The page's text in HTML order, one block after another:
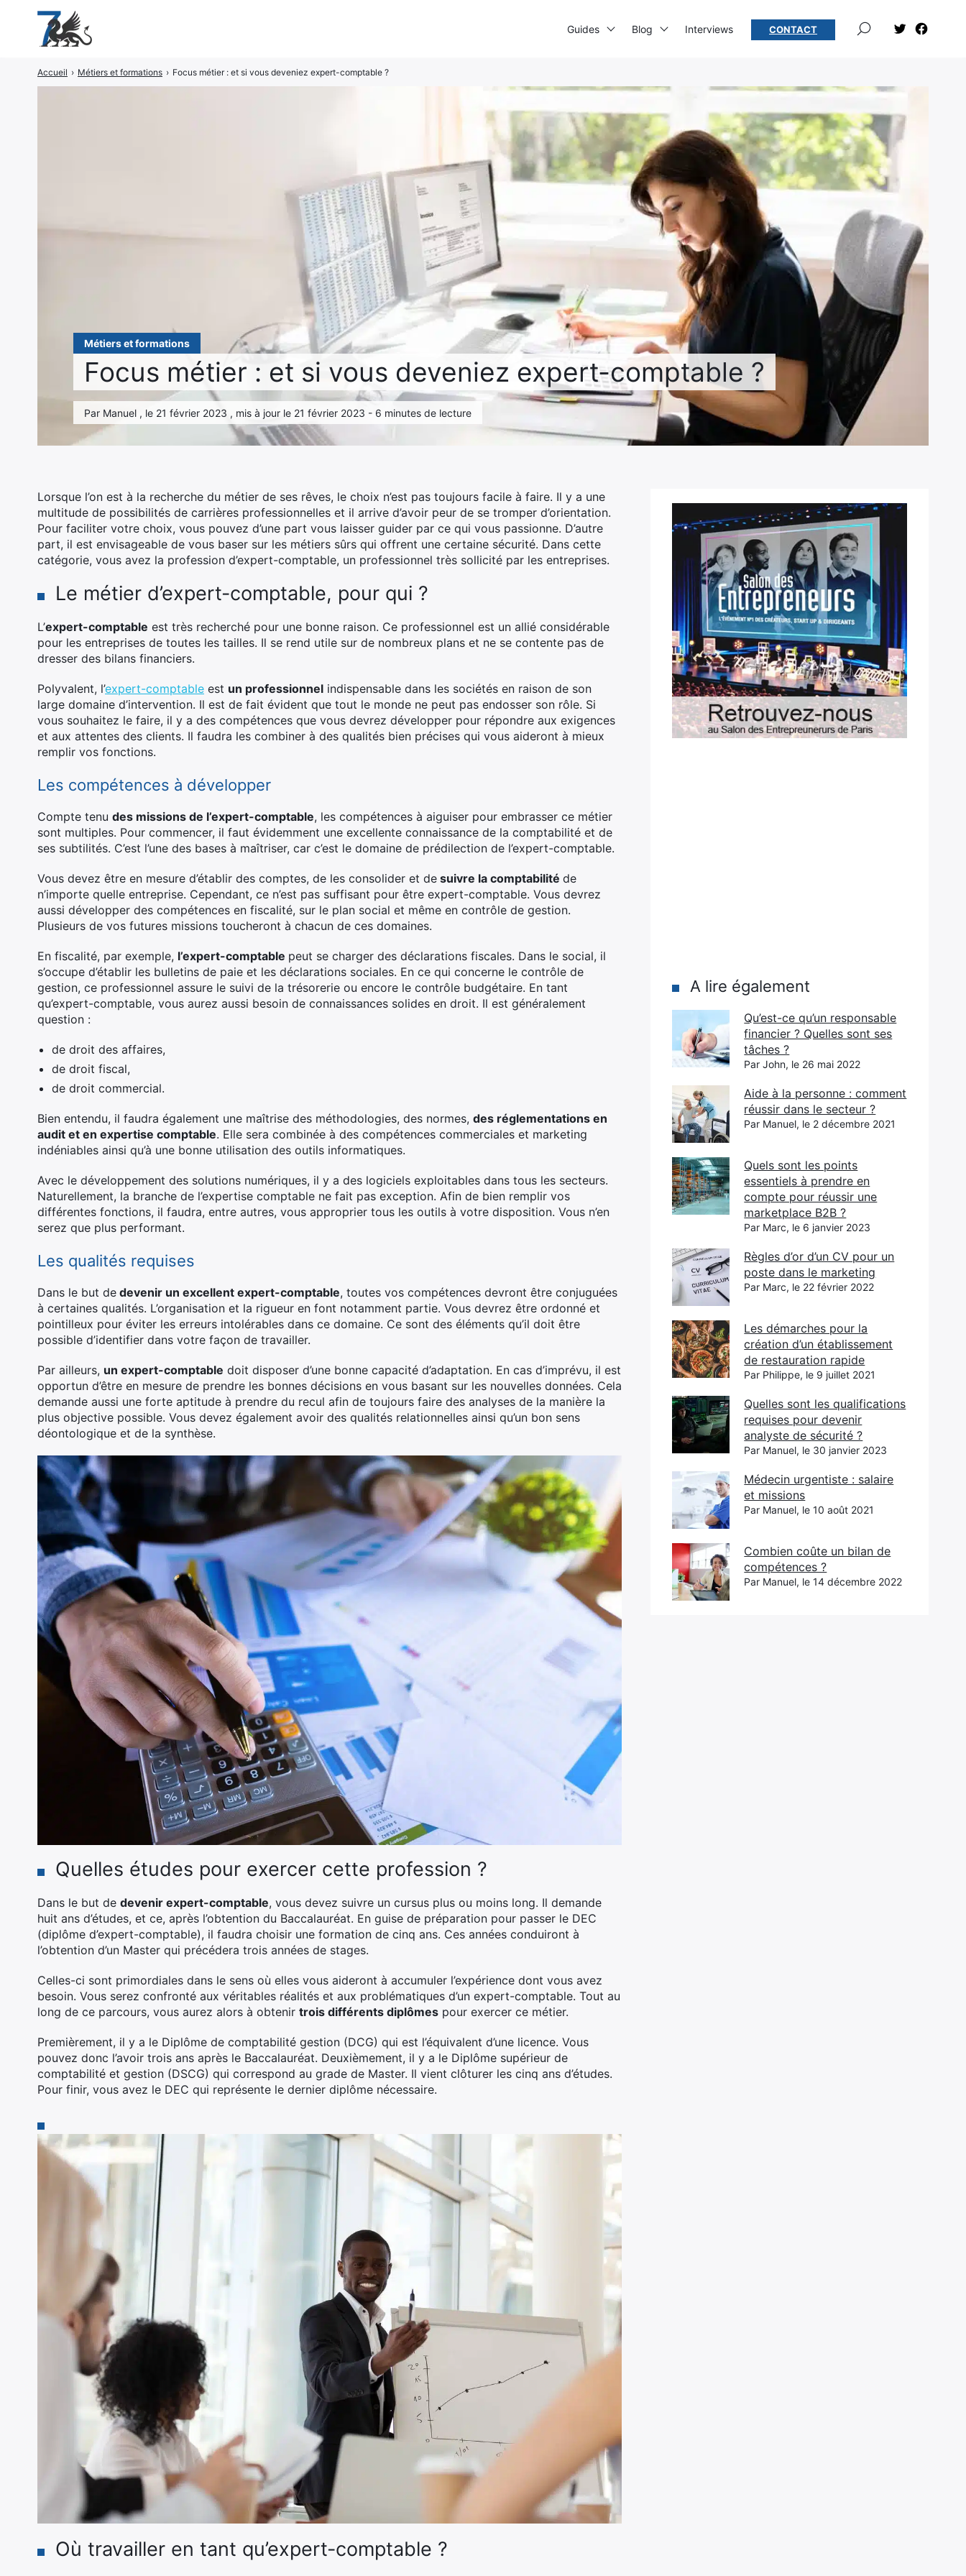
Métiers et formations
Focus métier : et si vous deveniez expert-comptable ?
Par Manuel , le 21 février 2023 , mis à jour le 21 février 2023 - 6 minutes de lecture
Accueil › Métiers et formations › Focus métier : et si vous deveniez expert-comptable ?
Lorsque l’on est à la recherche du métier de ses rêves, le choix n’est pas toujours facile à faire. Il y a une
multitude de possibilités de carrières professionnelles et il arrive d’avoir peur de se tromper d’orientation.
Pour faciliter votre choix, vous pouvez d’une part vous laisser guider par ce qui vous passionne. D’autre
part, il est envisageable de vous baser sur les métiers sûrs qui offrent une certaine sécurité. Dans cette
catégorie, vous avez la profession d’expert-comptable, un professionnel très sollicité par les entreprises.
Le métier d’expert-comptable, pour qui ?
L’expert-comptable est très recherché pour une bonne raison. Ce professionnel est un allié considérable
pour les entreprises de toutes les tailles. Il se rend utile sur de nombreux plans et ne se contente pas de
dresser des bilans financiers.
Polyvalent, l’expert-comptable est un professionnel indispensable dans les sociétés en raison de son
large domaine d’intervention. Il est de fait évident que tout le monde ne peut pas endosser son rôle. Si
vous souhaitez le faire, il y a des compétences que vous devrez développer pour répondre aux exigences
et aux attentes des clients. Il faudra les combiner à des qualités bien précises qui vous aideront à mieux
remplir vos fonctions.
Les compétences à développer
Compte tenu des missions de l’expert-comptable, les compétences à aiguiser pour embrasser ce métier
sont multiples. Pour commencer, il faut évidemment une excellente connaissance de la comptabilité et de
ses subtilités. C’est l’une des bases à maîtriser, car c’est le domaine de prédilection de l’expert-comptable.
Vous devez être en mesure d’établir des comptes, de les consolider et de suivre la comptabilité de
n’importe quelle entreprise. Cependant, ce n’est pas suffisant pour être expert-comptable. Vous devrez
aussi développer des compétences en fiscalité, sur le plan social et même en contrôle de gestion.
Plusieurs de vos futures missions toucheront à chacun de ces domaines.
En fiscalité, par exemple, l’expert-comptable peut se charger des déclarations fiscales. Dans le social, il
s’occupe d’établir les bulletins de paie et les déclarations sociales. En ce qui concerne le contrôle de
gestion, ce professionnel assure le suivi de la trésorerie ou encore le contrôle budgétaire. En tant
qu’expert-comptable, vous aurez aussi besoin de connaissances solides en droit. Il est généralement
question :
de droit des affaires,
de droit fiscal,
de droit commercial.
Bien entendu, il faudra également une maîtrise des méthodologies, des normes, des réglementations en
audit et en expertise comptable. Elle sera combinée à des compétences commerciales et marketing
indéniables ainsi qu’à une bonne utilisation des outils informatiques.
Avec le développement des solutions numériques, il y a des logiciels exploitables dans tous les secteurs.
Naturellement, la branche de l’expertise comptable ne fait pas exception. Afin de bien remplir vos
différentes fonctions, il faudra, entre autres, vous approprier tous les outils à votre disposition. Vous n’en
serez que plus performant.
Les qualités requises
Dans le but de devenir un excellent expert-comptable, toutes vos compétences devront être conjuguées
à certaines qualités. L’organisation et la rigueur en font notamment partie. Vous devrez être ordonné et
pointilleux pour éviter les erreurs intolérables dans ce domaine. Ce sont des éléments qu’il doit être
possible d’identifier dans votre façon de travailler.
Par ailleurs, un expert-comptable doit disposer d’une bonne capacité d’adaptation. En cas d’imprévu, il est
opportun d’être en mesure de prendre les bonnes décisions en vous basant sur les nouvelles données. Cela
demande aussi une forte aptitude à prendre du recul afin de toujours faire des analyses de la manière la
plus objective possible. Vous devez également avoir des qualités relationnelles ainsi qu’un bon sens
déontologique et de la synthèse.
Quelles études pour exercer cette profession ?
Dans le but de devenir expert-comptable, vous devez suivre un cursus plus ou moins long. Il demande
huit ans d’études, et ce, après l’obtention du Baccalauréat. En guise de préparation pour passer le DEC
(diplôme d’expert-comptable), il faudra choisir une formation de cinq ans. Ces années conduiront à
l’obtention d’un Master qui précédera trois années de stages.
Celles-ci sont primordiales dans le sens où elles vous aideront à accumuler l’expérience dont vous avez
besoin. Vous serez confronté aux véritables réalités et aux problématiques d’un expert-comptable. Tout au
long de ce parcours, vous aurez alors à obtenir trois différents diplômes pour exercer ce métier.
Premièrement, il y a le Diplôme de comptabilité gestion (DCG) qui est l’équivalent d’une licence. Vous
pouvez donc l’avoir trois ans après le Baccalauréat. Deuxièmement, il y a le Diplôme supérieur de
comptabilité et gestion (DSCG) qui correspond au grade de Master. Il vient clôturer les cinq ans d’études.
Pour finir, vous avez le DEC qui représente le dernier diplôme nécessaire.
Où travailler en tant qu’expert-comptable ?
A lire également
Qu’est-ce qu’un responsable
financier ? Quelles sont ses
tâches ?
Par John, le 26 mai 2022
Aide à la personne : comment
réussir dans le secteur ?
Par Manuel, le 2 décembre 2021
Quels sont les points
essentiels à prendre en
compte pour réussir une
marketplace B2B ?
Par Marc, le 6 janvier 2023
Règles d’or d’un CV pour un
poste dans le marketing
Par Marc, le 22 février 2022
Les démarches pour la
création d’un établissement
de restauration rapide
Par Philippe, le 9 juillet 2021
Quelles sont les qualifications
requises pour devenir
analyste de sécurité ?
Par Manuel, le 30 janvier 2023
Médecin urgentiste : salaire
et missions
Par Manuel, le 10 août 2021
Combien coûte un bilan de
compétences ?
Par Manuel, le 14 décembre 2022
Guides Blog Interviews CONTACT
ÉlémentÉlément
×